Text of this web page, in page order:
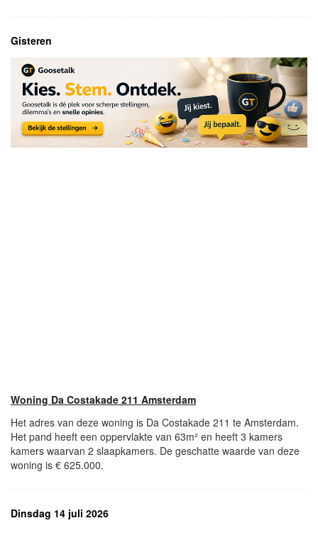
Gisteren
Woning Da Costakade 211 Amsterdam
Het adres van deze woning is Da Costakade 211 te Amsterdam.
Het pand heeft een oppervlakte van 63m² en heeft 3 kamers
kamers waarvan 2 slaapkamers. De geschatte waarde van deze
woning is € 625.000.
Dinsdag 14 juli 2026